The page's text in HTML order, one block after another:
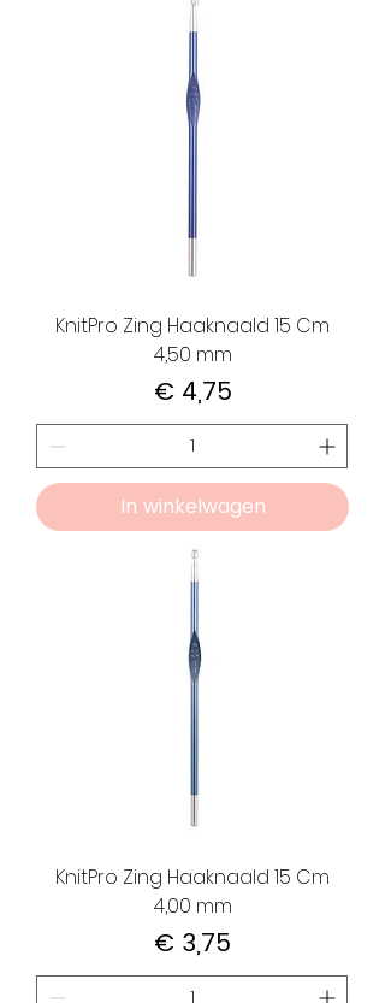
KnitPro Zing Haaknaald 15 Cm
4,50 mm
Prijs
€ 4,75
In winkelwagen
KnitPro Zing Haaknaald 15 Cm
4,00 mm
Prijs
€ 3,75